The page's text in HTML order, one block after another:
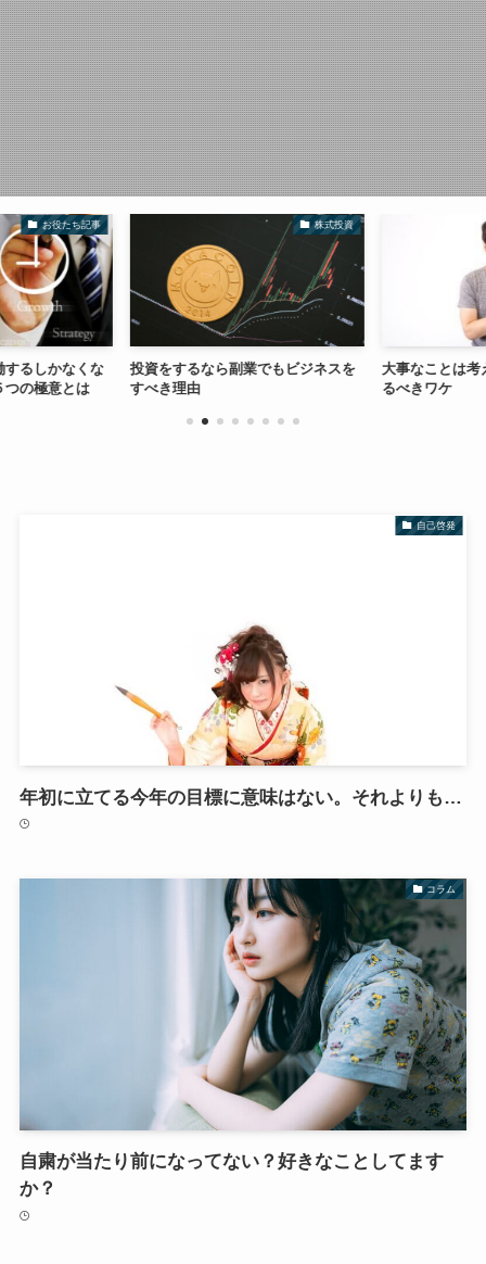
お役たち記事
るしかなくな
の極意とは
株式投資
投資をするなら副業でもビジネスを
すべき理由
大事なことは考
るべきワケ
自己啓発
年初に立てる今年の目標に意味はない。それよりも…
コラム
自粛が当たり前になってない？好きなことしてます
か？